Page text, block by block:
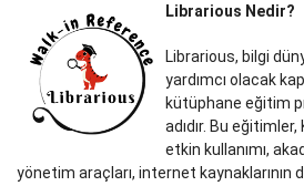
Librarious Nedir?
Librarious, bilgi
yardımcı olacak
kütüphane eğitim
adıdır. Bu
etkin kullanımı,
yönetim araçları, internet kaynaklarının